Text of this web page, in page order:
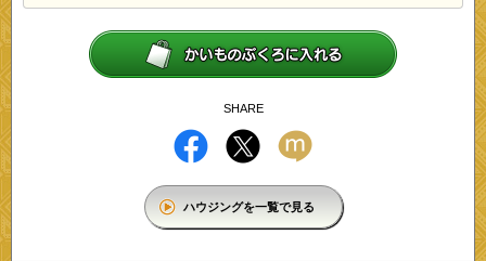
SHARE
ハウジングを一覧で見る